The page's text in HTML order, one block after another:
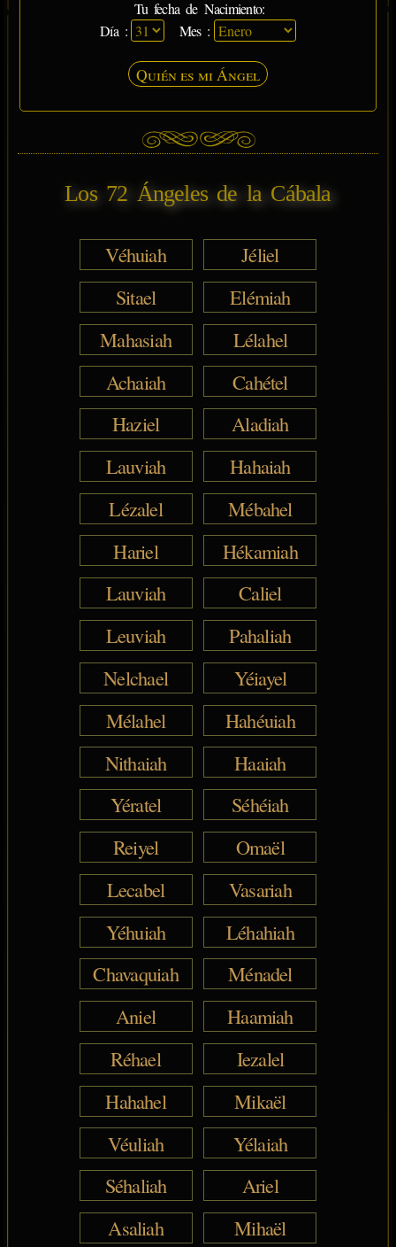
Tu fecha de Nacimiento:
Día :
Mes :
Quién es mi Ángel
Los 72 Ángeles de la Cábala
Véhuiah
Jéliel
Sitael
Elémiah
Mahasiah
Lélahel
Achaiah
Cahétel
Haziel
Aladiah
Lauviah
Hahaiah
Lézalel
Mébahel
Hariel
Hékamiah
Lauviah
Caliel
Leuviah
Pahaliah
Nelchael
Yéiayel
Mélahel
Hahéuiah
Nithaiah
Haaiah
Yératel
Séhéiah
Reiyel
Omaël
Lecabel
Vasariah
Yéhuiah
Léhahiah
Chavaquiah
Ménadel
Aniel
Haamiah
Réhael
Iezalel
Hahahel
Mikaël
Véuliah
Yélaiah
Séhaliah
Ariel
Asaliah
Mihaël